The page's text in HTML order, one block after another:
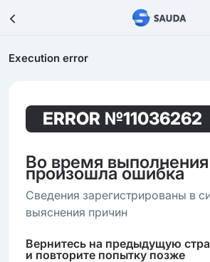
Execution error
ERROR №11036262
Во время выполнения
произошла ошибка
Сведения зарегистрированы в
выяснения причин
Вернитесь на предыдущую
и повторите попытку позже